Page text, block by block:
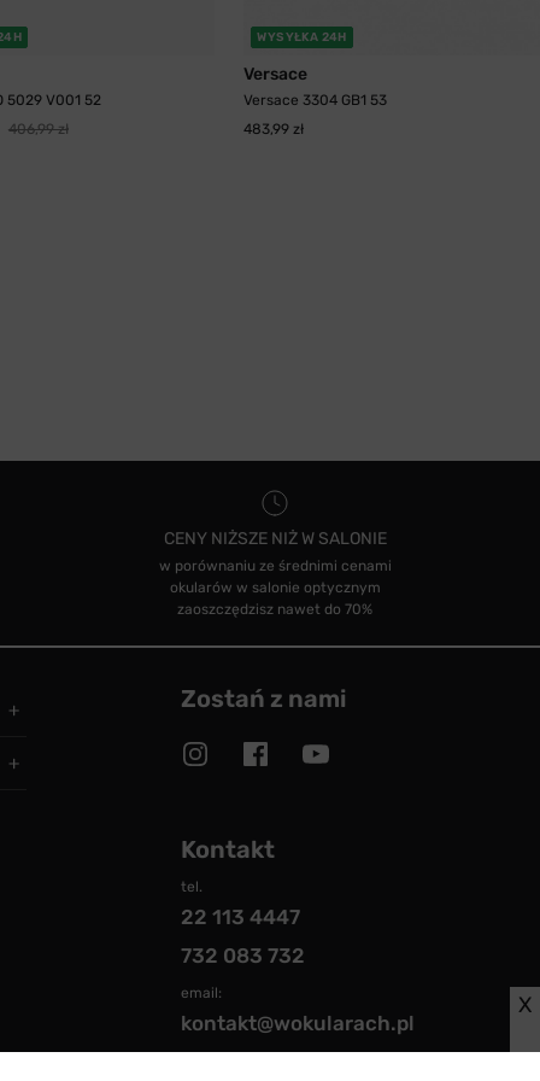
5029 V001 52
406,99 zł
WYSYŁKA 24H
Versace
Versace 3304 GB1 53
483,99 zł
CENY NIŻSZE NIŻ W SALONIE
w porównaniu ze średnimi cenami
okularów w salonie optycznym
zaoszczędzisz nawet do 70%
Zostań z nami
Kontakt
tel.
22 113 4447
732 083 732
email:
kontakt@wokularach.pl
X